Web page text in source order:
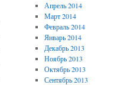
Апрель 2014
Март 2014
Февраль 2014
Январь 2014
Декабрь 2013
Ноябрь 2013
Октябрь 2013
Сентябрь 2013